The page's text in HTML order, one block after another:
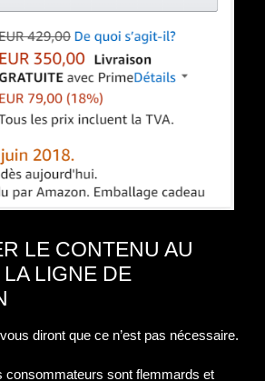
LE CONTENU AU
LIGNE DE
diront que ce n’est pas nécessaire.
consommateurs sont flemmards et